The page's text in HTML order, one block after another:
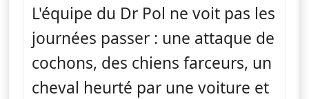
L'équipe du Dr Pol ne voit pas les
journées passer : une attaque de
cochons, des chiens farceurs, un
cheval heurté par une voiture et